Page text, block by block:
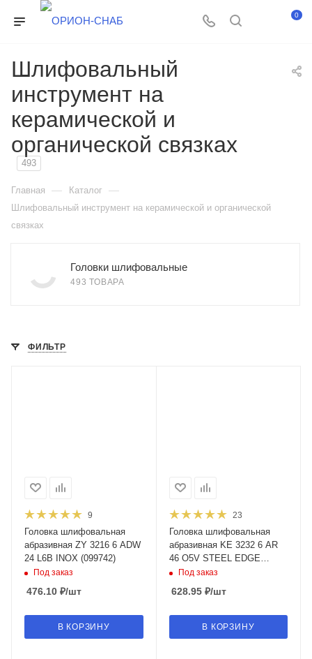
0
Шлифовальный
инструмент на
керамической и
органической связках
493
Главная — Каталог —
Шлифовальный инструмент на керамической и органической
связках
Головки шлифовальные
493 ТОВАРА
ФИЛЬТР
9
Головка шлифовальная
абразивная ZY 3216 6 ADW
24 L6B INOX (099742)
Под заказ
476.10 ₽/шт
В КОРЗИНУ
23
Головка шлифовальная
абразивная KE 3232 6 AR
46 O5V STEEL EDGE
(102619)
Под заказ
628.95₽/шт
В КОРЗИНУ